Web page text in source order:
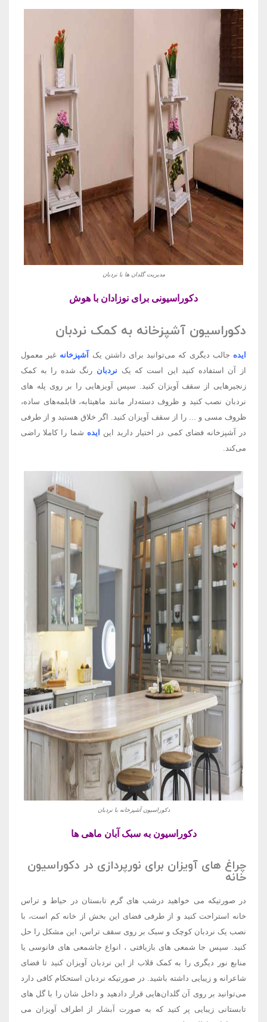
مدیریت گلدان ها با نردبان
دکوراسیونی برای نوزادان با هوش
دکوراسیون آشپزخانه به کمک نردبان
ایده جالب دیگری که می‌‌توانید برای داشتن یک آشپزخانه غیر معمول
از آن استفاده کنید این است که یک نردبان رنگ شده را به کمک
زنجیر‌‌هایی از سقف آویزان کنید. سپس آویزهایی را بر روی پله های
نردبان نصب کنید و ظروف دسته‌‌دار مانند ماهیتابه، قابلمه‌‌های ساده،
ظروف مسی و ... را از سقف آویزان کنید. اگر خلاق هستید و از طرفی
در آشپزخانه فضای کمی در اختیار دارید این ایده شما را کاملا راضی
می‌‌کند.
دکوراسیون آشپزخانه با نردبان
دکوراسیون به سبک آبان ماهی ها
چراغ های آویزان برای نورپردازی در دکوراسیون
خانه
در صورتیکه می خواهید درشب های گرم تابستان در حیاط و تراس
خانه استراحت کنید و از طرفی فضای این بخش از خانه کم است، با
نصب یک نردبان کوچک و سبک بر روی سقف تراس، این مشکل را حل
کنید. سپس جا شمعی های بازیافتی ، انواع جاشمعی های فانوسی یا
منابع نور دیگری را به کمک قلاب از این نردبان آویزان کنید تا فضای
شاعرانه و زیبایی داشته باشید. در صورتیکه نردبان استحکام کافی دارد
می‌‌توانید بر روی آن گلدان‌‌هایی قرار دادهید و داخل شان را با گل های
تابستانی زیبایی پر کنید که به صورت آبشار از اطراف آویزان می